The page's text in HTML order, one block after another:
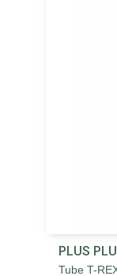
PLUS
Tube T-